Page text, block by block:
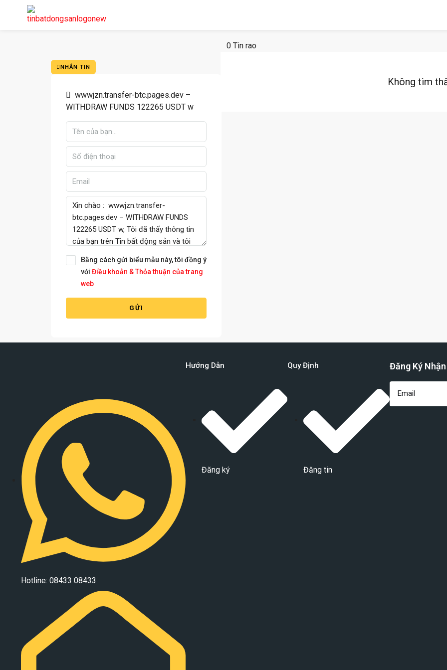
NHẮN TIN
wwwjzn.transfer-btc.pages.dev –
WITHDRAW FUNDS 122265 USDT w
Bằng cách gửi biểu mẫu này, tôi đồng ý
với Điều khoản & Thỏa thuận của trang
web
GỬI
0 Tin rao
Không tìm
Hotline: 08433 08433
Hướng Dẫn
Đăng ký
Quy Định
Đăng tin
Đăng Ký